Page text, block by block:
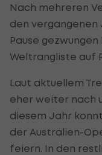
Nach mehreren
den
Pause
Weltrangliste auf
Laut aktuellem
eher weiter nach
diesem Jahr
der Australien-
feiern. In den